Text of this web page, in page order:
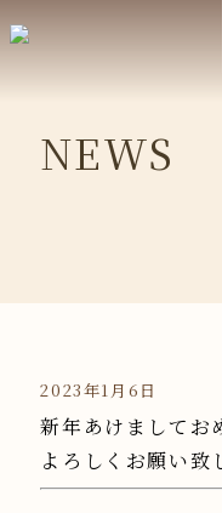
NEWS
2023年1月6日
新年あけましてお
よろしくお願い致